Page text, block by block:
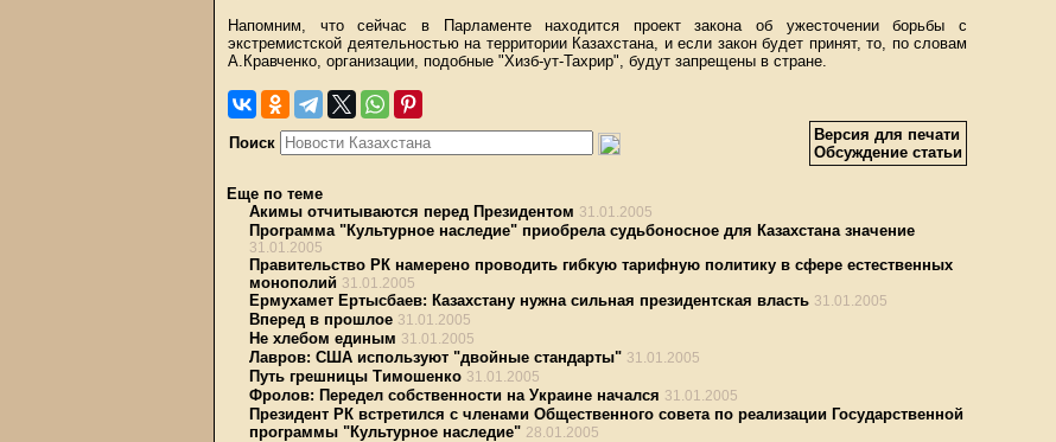
Напомним, что сейчас в Парламенте находится проект закона об ужесточении борьбы с
экстремистской деятельностью на территории Казахстана, и если закон будет принят, то, по словам
А.Кравченко, организации, подобные "Хизб-ут-Тахрир", будут запрещены в стране.
Поиск
Версия для печати
Обсуждение статьи
Еще по теме
Акимы отчитываются перед Президентом 31.01.2005
Программа "Культурное наследие" приобрела судьбоносное для Казахстана значение
31.01.2005
Правительство РК намерено проводить гибкую тарифную политику в сфере естественных
монополий 31.01.2005
Ермухамет Ертысбаев: Казахстану нужна сильная президентская власть 31.01.2005
Вперед в прошлое 31.01.2005
Не хлебом единым 31.01.2005
Лавров: США используют "двойные стандарты" 31.01.2005
Путь грешницы Тимошенко 31.01.2005
Фролов: Передел собственности на Украине начался 31.01.2005
Президент РК встретился с членами Общественного совета по реализации Государственной
программы "Культурное наследие" 28.01.2005